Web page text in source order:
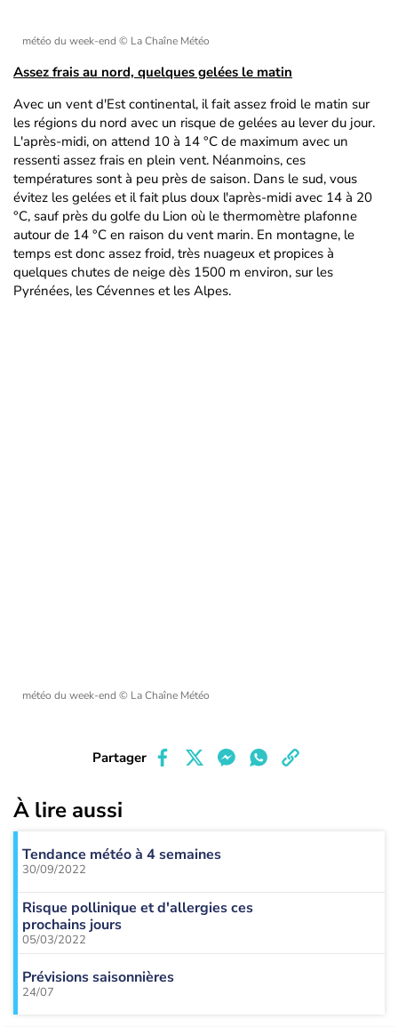
météo du week-end © La Chaîne Météo
Assez frais au nord, quelques gelées le matin
Avec un vent d'Est continental, il fait assez froid le matin sur
les régions du nord avec un risque de gelées au lever du jour.
L'après-midi, on attend 10 à 14 °C de maximum avec un
ressenti assez frais en plein vent. Néanmoins, ces
températures sont à peu près de saison. Dans le sud, vous
évitez les gelées et il fait plus doux l'après-midi avec 14 à 20
°C, sauf près du golfe du Lion où le thermomètre plafonne
autour de 14 °C en raison du vent marin. En montagne, le
temps est donc assez froid, très nuageux et propices à
quelques chutes de neige dès 1500 m environ, sur les
Pyrénées, les Cévennes et les Alpes.
météo du week-end © La Chaîne Météo
Partager
À lire aussi
Tendance météo à 4 semaines
30/09/2022
Risque pollinique et d'allergies ces
prochains jours
05/03/2022
Prévisions saisonnières
24/07